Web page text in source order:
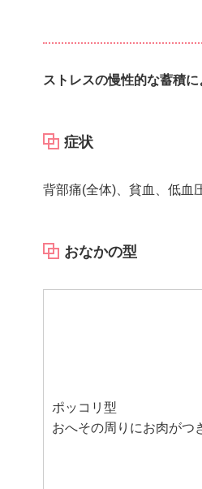
ストレスの慢性的な蓄積
症状
背部痛(全体)、貧血、低血
おなかの型
ポッコリ型
おへその周りにお肉がつ